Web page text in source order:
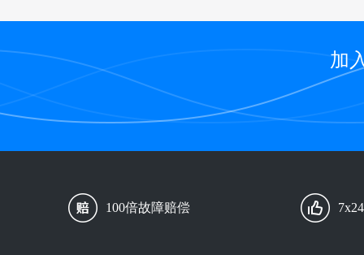
加
100倍故障赔偿